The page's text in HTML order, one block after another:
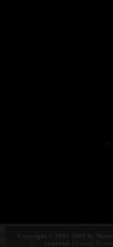
Copyright © 2005-2009 by
reserved. Contact: